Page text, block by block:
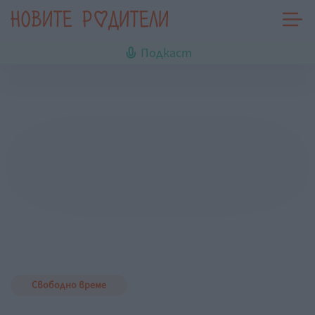
Подкаст
Свободно време